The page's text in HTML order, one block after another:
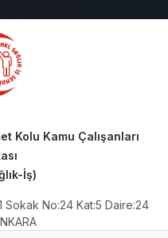
Kolu Kamu Çalışanları
İş)
Sokak No:24 Kat:5 Daire:24